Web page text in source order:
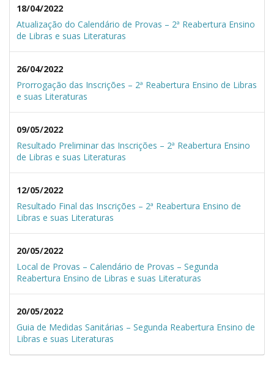
18/04/2022
Atualização do Calendário de Provas – 2ª Reabertura Ensino
de Libras e suas Literaturas
26/04/2022
Prorrogação das Inscrições – 2ª Reabertura Ensino de Libras
e suas Literaturas
09/05/2022
Resultado Preliminar das Inscrições – 2ª Reabertura Ensino
de Libras e suas Literaturas
12/05/2022
Resultado Final das Inscrições – 2ª Reabertura Ensino de
Libras e suas Literaturas
20/05/2022
Local de Provas – Calendário de Provas – Segunda
Reabertura Ensino de Libras e suas Literaturas
20/05/2022
Guia de Medidas Sanitárias – Segunda Reabertura Ensino de
Libras e suas Literaturas